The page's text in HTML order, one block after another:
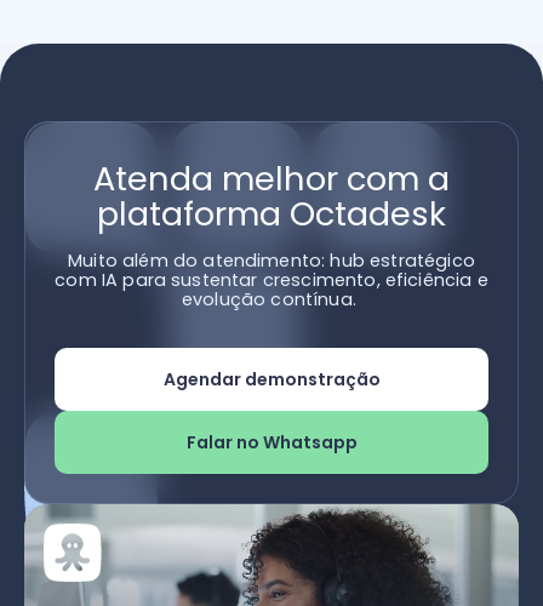
Atenda melhor com a
plataforma Octadesk
Muito além do atendimento: hub estratégico
com IA para sustentar crescimento, eficiência e
evolução contínua.
Agendar demonstração
Falar no Whatsapp